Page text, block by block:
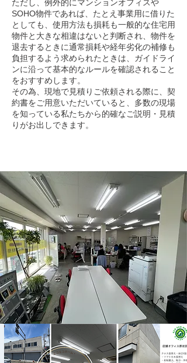
ただし、例外的にマンションオフィスや
SOHO物件であれば、たとえ事業用に借りた
としても、使用方法も損耗も一般的な住宅用
物件と大きな相違はないと判断され、物件を
退去するときに通常損耗や経年劣化の補修も
負担するよう求められたときは、ガイドライ
ンに沿って基本的なルールを確認されること
をおすすめします。
​その為、現地で見積りご依頼される際に、契
約書をご用意いただいていると、多数の現場
を知っている私たちから的確なご説明・見積
りがお出しできます。